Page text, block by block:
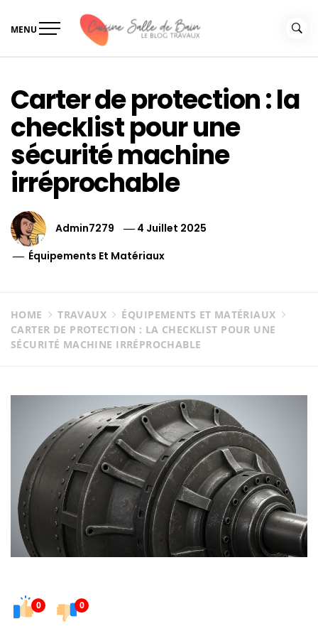
MENU
Carter de protection : la
checklist pour une
sécurité machine
irréprochable
Admin7279
4 Juillet 2025
Équipements Et Matériaux
HOME TRAVAUX
ÉQUIPEMENTS ET MATÉRIAUX
CARTER DE PROTECTION : LA CHECKLIST POUR UNE
SÉCURITÉ MACHINE IRRÉPROCHABLE
0 0